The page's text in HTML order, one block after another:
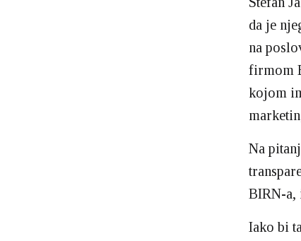
da je
na
firmom
kojom
Na
BIRN-a,
Iako bi